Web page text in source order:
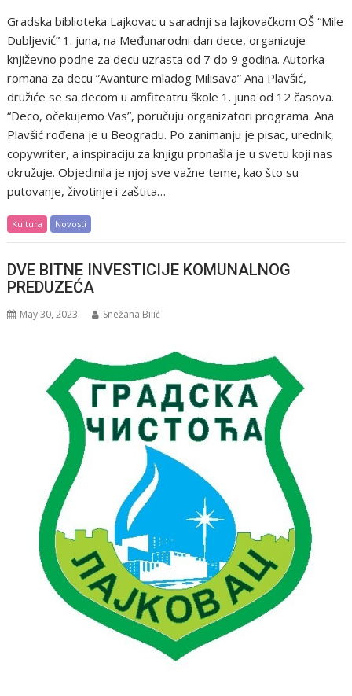
Gradska biblioteka Lajkovac u saradnji sa lajkovačkom OŠ “Mile
Dubljević” 1. juna, na Međunarodni dan dece, organizuje
književno podne za decu uzrasta od 7 do 9 godina. Autorka
romana za decu ”Avanture mladog Milisava” Ana Plavšić,
družiće se sa decom u amfiteatru škole 1. juna od 12 časova.
“Deco, očekujemo Vas”, poručuju organizatori programa. Ana
Plavšić rođena je u Beogradu. Po zanimanju je pisac, urednik,
copywriter, a inspiraciju za knjigu pronašla je u svetu koji nas
okružuje. Objedinila je njoj sve važne teme, kao što su
putovanje, životinje i zaštita…
Kultura Novosti
DVE BITNE INVESTICIJE KOMUNALNOG
PREDUZEĆA
May 30, 2023 Snežana Bilić